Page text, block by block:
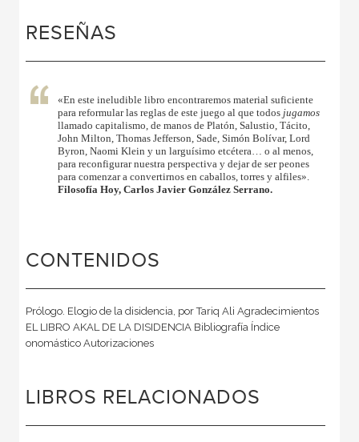
RESEÑAS
«En este ineludible libro encontraremos material suficiente
para reformular las reglas de este juego al que todos jugamos
llamado capitalismo, de manos de Platón, Salustio, Tácito,
John Milton, Thomas Jefferson, Sade, Simón Bolívar, Lord
Byron, Naomi Klein y un larguísimo etcétera… o al menos,
para reconfigurar nuestra perspectiva y dejar de ser peones
para comenzar a convertirnos en caballos, torres y alfiles».
Filosofía Hoy, Carlos Javier González Serrano.
CONTENIDOS
Prólogo. Elogio de la disidencia, por Tariq Ali Agradecimientos
EL LIBRO AKAL DE LA DISIDENCIA Bibliografía Índice
onomástico Autorizaciones
LIBROS RELACIONADOS